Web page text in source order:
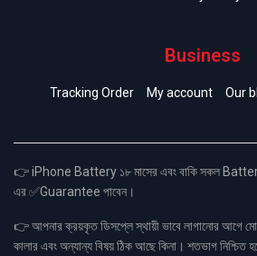
Business
Tracking Order My account Our
👉 iPhone Battery ১৮ মাসের এবং বাকি সকল
এর ✅Guarantee পাবেন।
👉 আপনার ক্রয়কৃত ডিসপ্লে স্থায়ী ভাবে লাগানোর আগে
কালার এবং অন্যান্য বিষয় ঠিক আছে কিনা। শতভাগ নিশ্চিত